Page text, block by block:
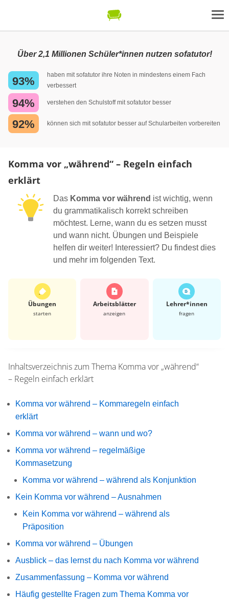
Über 2,1 Millionen Schüler*innen nutzen sofatutor!
93%
haben mit sofatutor ihre Noten in mindestens einem Fach
verbessert
94% verstehen den Schulstoff mit sofatutor besser
92% können sich mit sofatutor besser auf Schularbeiten vorbereiten
Komma vor „während“ – Regeln einfach
erklärt
Das Komma vor während ist wichtig, wenn
du grammatikalisch korrekt schreiben
möchtest. Lerne, wann du es setzen musst
und wann nicht. Übungen und Beispiele
helfen dir weiter! Interessiert? Du findest dies
und mehr im folgenden Text.
Übungen
starten
Arbeits­blätter
anzeigen
Lehrer*​innen
fragen
Inhaltsverzeichnis zum Thema Komma vor „während“
– Regeln einfach erklärt
Komma vor während – Kommaregeln einfach
erklärt
Komma vor während – wann und wo?
Komma vor während – regelmäßige
Kommasetzung
Komma vor während – während als Konjunktion
Kein Komma vor während – Ausnahmen
Kein Komma vor während – während als
Präposition
Komma vor während – Übungen
Ausblick – das lernst du nach Komma vor während
Zusammenfassung – Komma vor während
Häufig gestellte Fragen zum Thema Komma vor